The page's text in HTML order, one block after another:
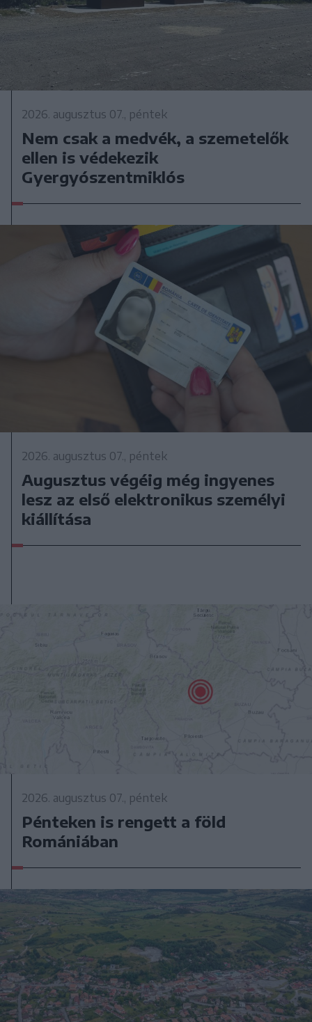
2026. augusztus 07., péntek
Nem csak a medvék, a szemetelők
ellen is védekezik
Gyergyószentmiklós
2026. augusztus 07., péntek
Augusztus végéig még ingyenes
lesz az első elektronikus személyi
kiállítása
2026. augusztus 07., péntek
Pénteken is rengett a föld
Romániában